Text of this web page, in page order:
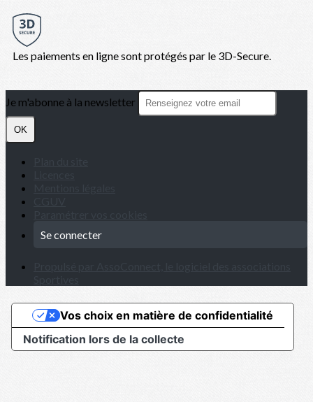
Les paiements en ligne sont protégés par le 3D-Secure.
Je m'abonne à la newsletter
OK
Se connecter
Notification lors de la collecte
Vos choix en matière de confidentialité